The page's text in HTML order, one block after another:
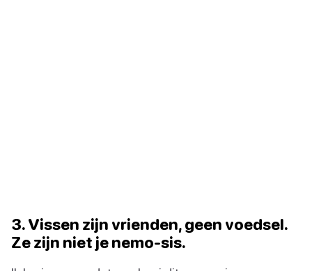
3. Vissen zijn vrienden, geen voedsel.
Ze zijn niet je nemo-sis.